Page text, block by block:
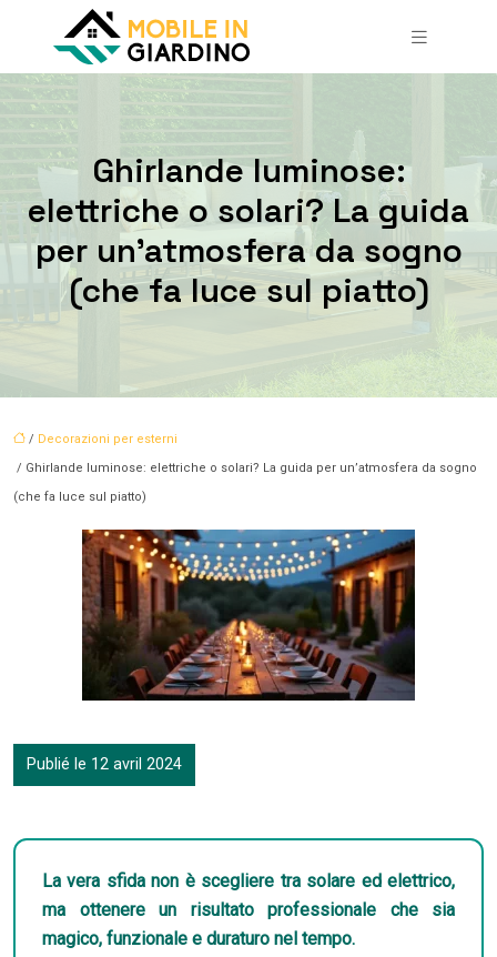
Ghirlande luminose:
elettriche o solari? La guida
per un’atmosfera da sogno
(che fa luce sul piatto)
/ Decorazioni per esterni
/ Ghirlande luminose: elettriche o solari? La guida per un’atmosfera da sogno
(che fa luce sul piatto)
Publié le 12 avril 2024
La vera sfida non è scegliere tra solare ed elettrico,
ma ottenere un risultato professionale che sia
magico, funzionale e duraturo nel tempo.